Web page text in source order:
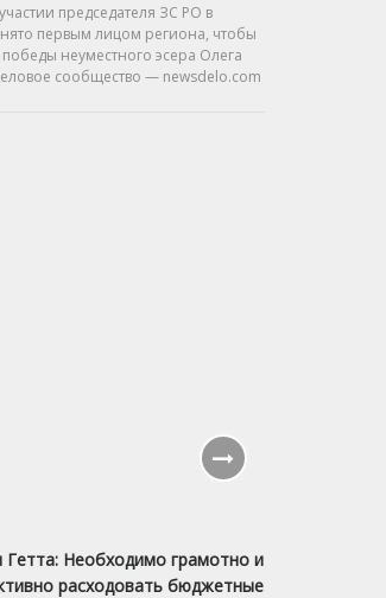
председателя ЗС РО в
первым лицом региона, чтобы
победы неуместного эсера Олега
сообщество — newsdelo.com
Гетта: Необходимо грамотно и
расходовать бюджетные